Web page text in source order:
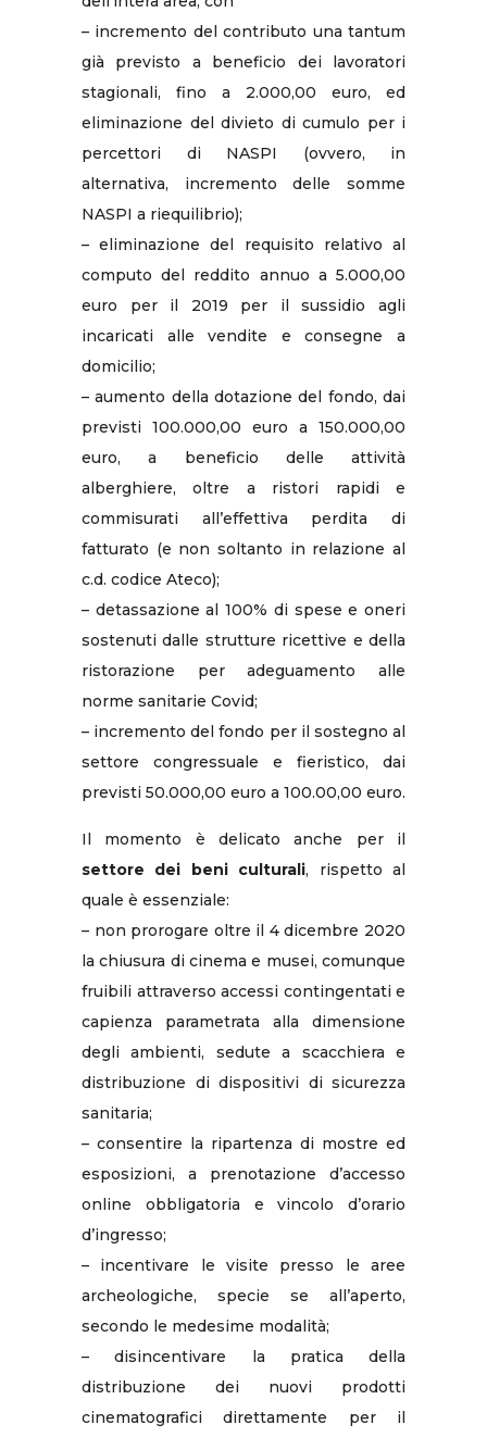
– incremento del contributo una tantum
già previsto a beneficio dei lavoratori
stagionali, fino a 2.000,00 euro, ed
eliminazione del divieto di cumulo per i
percettori di NASPI (ovvero, in
alternativa, incremento delle somme
NASPI a riequilibrio);
– eliminazione del requisito relativo al
computo del reddito annuo a 5.000,00
euro per il 2019 per il sussidio agli
incaricati alle vendite e consegne a
domicilio;
– aumento della dotazione del fondo, dai
previsti 100.000,00 euro a 150.000,00
euro, a beneficio delle attività
alberghiere, oltre a ristori rapidi e
commisurati all’effettiva perdita di
fatturato (e non soltanto in relazione al
c.d. codice Ateco);
– detassazione al 100% di spese e oneri
sostenuti dalle strutture ricettive e della
ristorazione per adeguamento alle
norme sanitarie Covid;
– incremento del fondo per il sostegno al
settore congressuale e fieristico, dai
previsti 50.000,00 euro a 100.00,00 euro.
Il momento è delicato anche per il
settore dei beni culturali, rispetto al
quale è essenziale:
– non prorogare oltre il 4 dicembre 2020
la chiusura di cinema e musei, comunque
fruibili attraverso accessi contingentati e
capienza parametrata alla dimensione
degli ambienti, sedute a scacchiera e
distribuzione di dispositivi di sicurezza
sanitaria;
– consentire la ripartenza di mostre ed
esposizioni, a prenotazione d’accesso
online obbligatoria e vincolo d’orario
d’ingresso;
– incentivare le visite presso le aree
archeologiche, specie se all’aperto,
secondo le medesime modalità;
– disincentivare la pratica della
distribuzione dei nuovi prodotti
cinematografici direttamente per il